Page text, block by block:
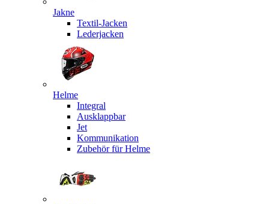
Jakne
Textil-Jacken
Lederjacken
Helme
Integral
Ausklappbar
Jet
Kommunikation
Zubehör für Helme